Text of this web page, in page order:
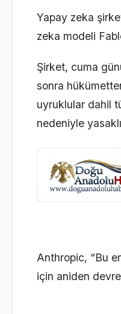
Yapay zeka
zeka modeli
Şirket, cuma
sonra
uyruklular dahil
nedeniyle
Anthropic, “Bu
için aniden devre